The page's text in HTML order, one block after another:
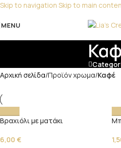
Skip to navigation Skip to main
Για παραγγελίες για
MENU
Αρχική σελίδα/Προϊόν χρωμα/Καφέ
Βραχιόλι με ματάκι
6,00 €